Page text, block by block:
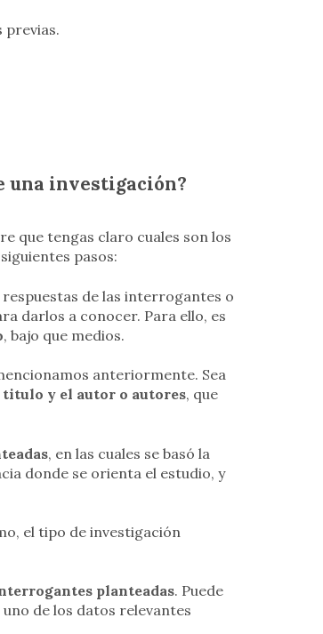
previas.
una investigación?
que tengas claro cuales son los
pasos:
de las interrogantes o
darlos a conocer. Para ello, es
, bajo que medios.
anteriormente. Sea
y el autor o autores, que
, en las cuales se basó la
donde se orienta el estudio, y
el tipo de investigación
planteadas. Puede
de los datos relevantes